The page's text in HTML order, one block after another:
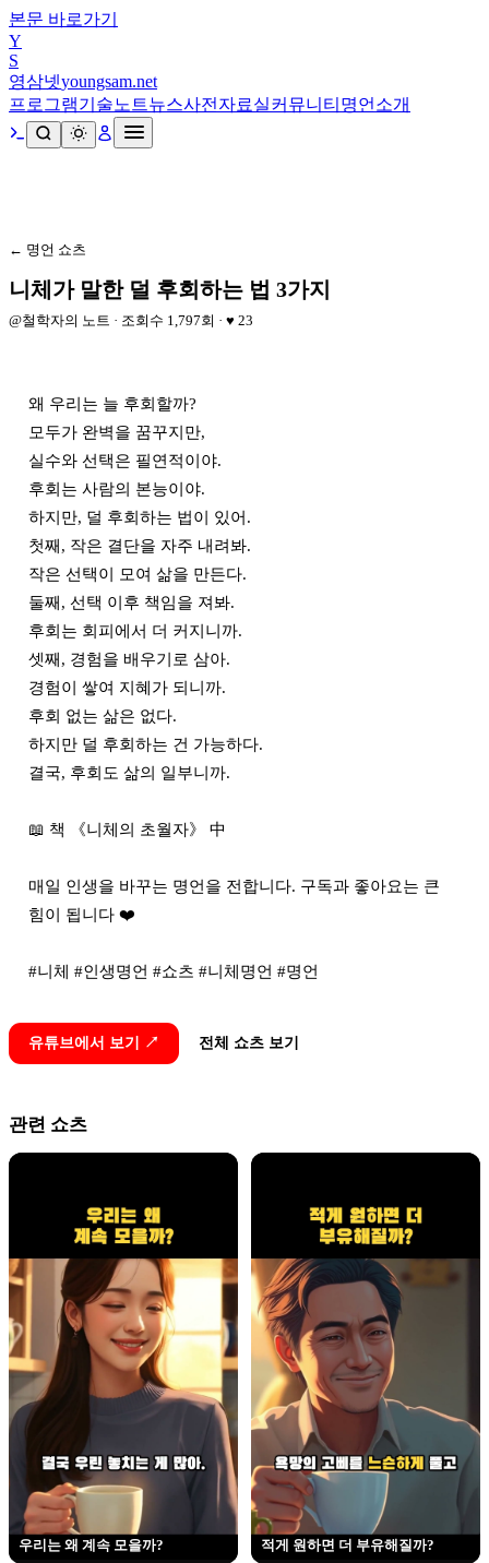
본문 바로가기
Y
S
영삼넷youngsam.net
프로그램기술노트뉴스사전 자료실커뮤니티 명언 소개
← 명언 쇼츠
니체가 말한 덜 후회하는 법 3가지
@철학자의 노트 · 조회수 1,797회 · ♥ 23
왜 우리는 늘 후회할까?
모두가 완벽을 꿈꾸지만,
실수와 선택은 필연적이야.
후회는 사람의 본능이야.
하지만, 덜 후회하는 법이 있어.
첫째, 작은 결단을 자주 내려봐.
작은 선택이 모여 삶을 만든다.
둘째, 선택 이후 책임을 져봐.
후회는 회피에서 더 커지니까.
셋째, 경험을 배우기로 삼아.
경험이 쌓여 지혜가 되니까.
후회 없는 삶은 없다.
하지만 덜 후회하는 건 가능하다.
결국, 후회도 삶의 일부니까.
📖 책 《니체의 초월자》 中
매일 인생을 바꾸는 명언을 전합니다. 구독과 좋아요는 큰
힘이 됩니다 ❤️
#니체 #인생명언 #쇼츠 #니체명언 #명언
유튜브에서 보기 ↗ 전체 쇼츠 보기
관련 쇼츠
우리는 왜 계속 모을까? 적게 원하면 더 부유해질까?